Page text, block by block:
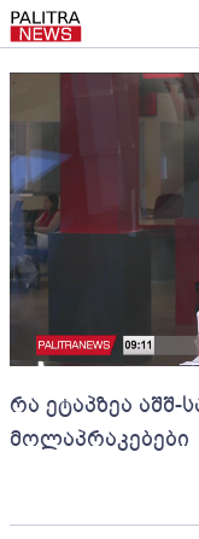
რა ეტაპზეა აშშ-
მოლაპრაკებები